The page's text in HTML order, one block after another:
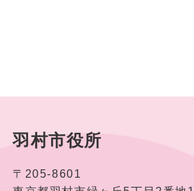
羽村市役所
〒205-8601